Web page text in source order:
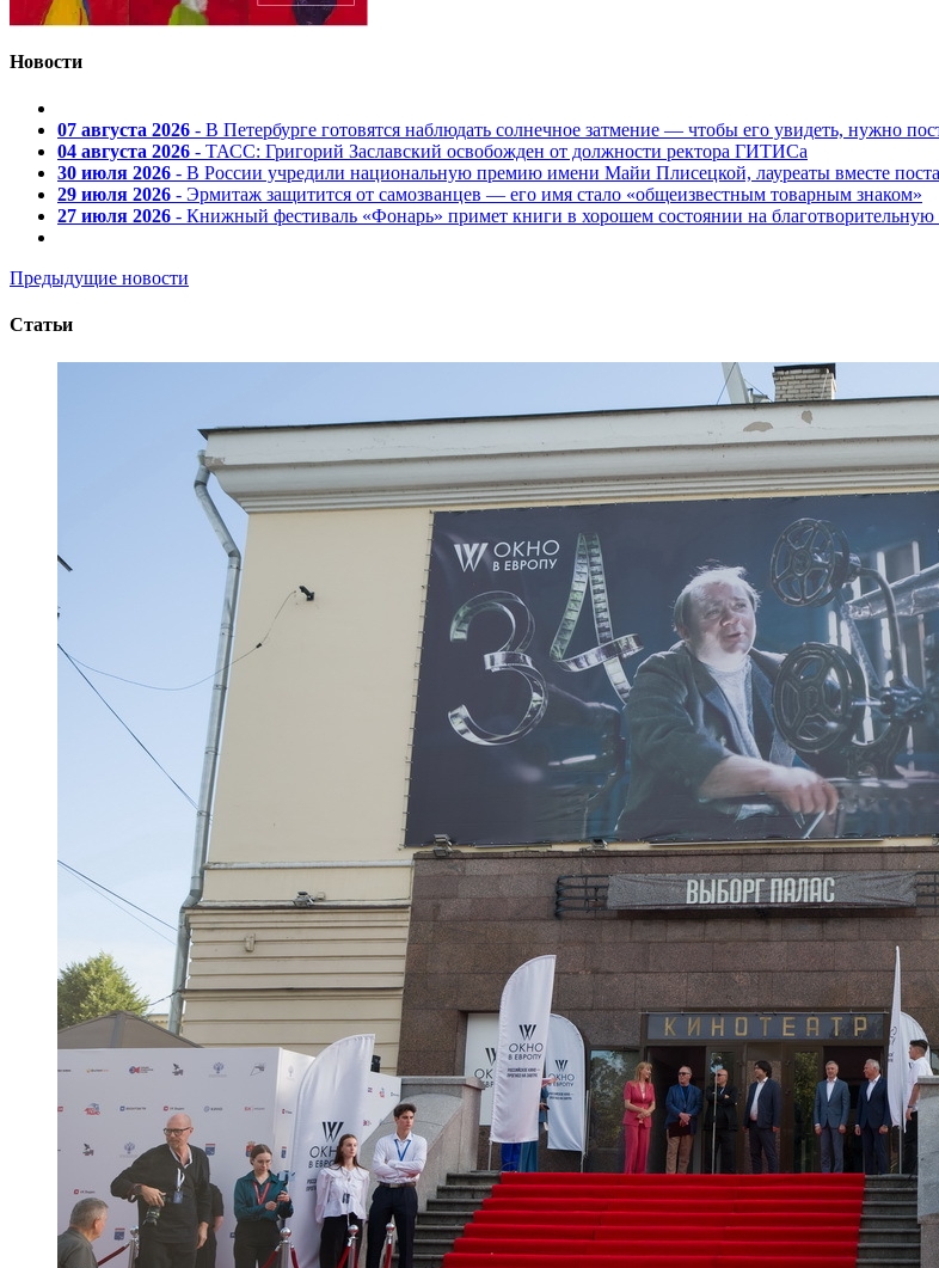
Новости
07 августа 2026 - В Петербурге готовятся наблюдать солнечное затмение — чтобы его увидеть, нужно
04 августа 2026 - ТАСС: Григорий Заславский освобожден от должности ректора ГИТИСа
30 июля 2026 - В России учредили национальную премию имени Майи Плисецкой, лауреаты вместе
29 июля 2026 - Эрмитаж защитится от самозванцев — его имя стало «общеизвестным товарным знаком»
27 июля 2026 - Книжный фестиваль «Фонарь» примет книги в хорошем состоянии на благотворительную
Предыдущие новости
Статьи